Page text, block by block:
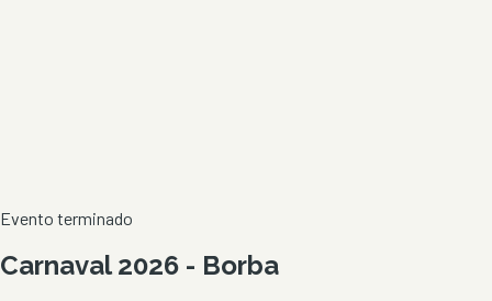
Evento terminado
Carnaval 2026 - Borba